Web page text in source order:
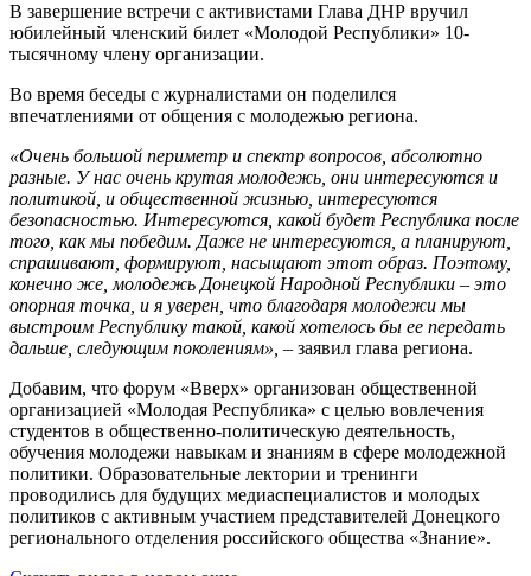
В завершение встречи с активистами Глава ДНР вручил
юбилейный членский билет «Молодой Республики» 10-
тысячному члену организации.
Во время беседы с журналистами он поделился
впечатлениями от общения с молодежью региона.
«Очень большой периметр и спектр вопросов, абсолютно
разные. У нас очень крутая молодежь, они интересуются и
политикой, и общественной жизнью, интересуются
безопасностью. Интересуются, какой будет Республика после
того, как мы победим. Даже не интересуются, а планируют,
спрашивают, формируют, насыщают этот образ. Поэтому,
конечно же, молодежь Донецкой Народной Республики – это
опорная точка, и я уверен, что благодаря молодежи мы
выстроим Республику такой, какой хотелось бы ее передать
дальше, следующим поколениям», – заявил глава региона.
Добавим, что форум «Вверх» организован общественной
организацией «Молодая Республика» с целью вовлечения
студентов в общественно-политическую деятельность,
обучения молодежи навыкам и знаниям в сфере молодежной
политики. Образовательные лектории и тренинги
проводились для будущих медиаспециалистов и молодых
политиков с активным участием представителей Донецкого
регионального отделения российского общества «Знание».